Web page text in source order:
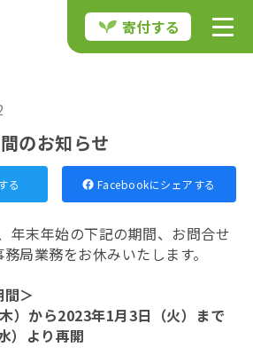
寄付する
のお知らせ
る Facebookにシェアする
年末年始の下記の期間、お問合せ
局業務をお休みいたします。
＞
）から2023年1月3日（火）まで
）より再開